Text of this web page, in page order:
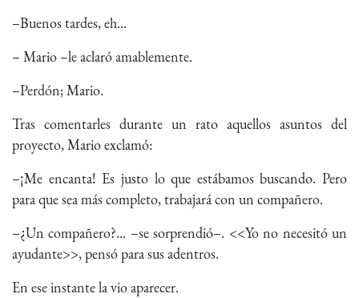
–Buenos tardes, eh…
– Mario –le aclaró amablemente.
–Perdón; Mario.
Tras comentarles durante un rato aquellos asuntos del
proyecto, Mario exclamó:
–¡Me encanta! Es justo lo que estábamos buscando. Pero
para que sea más completo, trabajará con un compañero.
–¿Un compañero?... –se sorprendió–. <<Yo no necesitó un
ayudante>>, pensó para sus adentros.
En ese instante la vio aparecer.